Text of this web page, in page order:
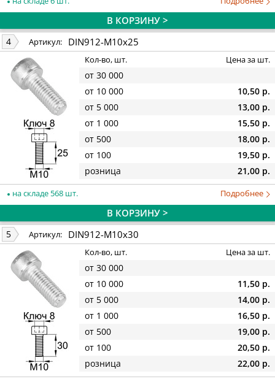
В КОРЗИНУ >
4 Артикул: DIN912-M10x25
Кол-во, шт. Цена за шт.
от 30 000
от 10 000
10,50 р.
от 5 000
13,00 р.
от 1 000
15,50 р.
от 500
18,00 р.
от 100
19,50 р.
розница
21,00 р.
на складе 568 шт. Подробнее
В КОРЗИНУ >
5 Артикул: DIN912-M10x30
Кол-во, шт. Цена за шт.
от 30 000
от 10 000
11,50 р.
от 5 000
14,00 р.
от 1 000
16,50 р.
от 500
19,00 р.
от 100
20,50 р.
розница
22,00 р.